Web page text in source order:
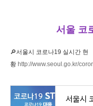
서울 코
🔎서울시 코로나19 실시간 현
황 http://www.seoul.go.kr/
서울시